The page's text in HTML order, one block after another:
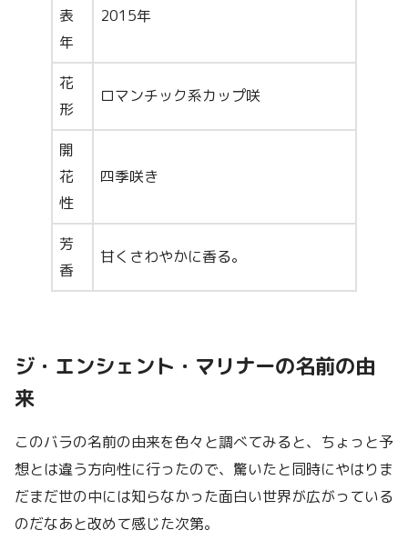
表
年
2015年
花
形
ロマンチック系カップ咲
開
花
性
四季咲き
芳
香
甘くさわやかに香る。
ジ・エンシェント・マリナーの名前の由
来
このバラの名前の由来を色々と調べてみると、ちょっと予
想とは違う方向性に行ったので、驚いたと同時にやはりま
だまだ世の中には知らなかった面白い世界が広がっている
のだなあと改めて感じた次第。